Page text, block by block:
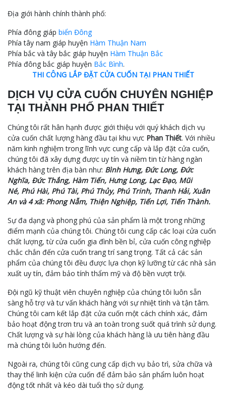
Địa giới hành chính thành phố:
Phía đông giáp biển Đông
Phía tây nam giáp huyện Hàm Thuận Nam
Phía bắc và tây bắc giáp huyện Hàm Thuận Bắc
Phía đông bắc giáp huyện Bắc Bình.
THI CÔNG LẮP ĐẶT CỬA CUỐN TẠI PHAN THIẾT
DỊCH VỤ CỬA CUỐN CHUYÊN NGHIỆP
TẠI THÀNH PHỐ PHAN THIẾT
Chúng tôi rất hân hạnh được giới thiệu với quý khách dịch vụ
cửa cuốn chất lượng hàng đầu tại khu vực Phan Thiết. Với nhiều
năm kinh nghiệm trong lĩnh vực cung cấp và lắp đặt cửa cuốn,
chúng tôi đã xây dựng được uy tín và niềm tin từ hàng ngàn
khách hàng trên địa bàn như: Bình Hưng, Đức Long, Đức
Nghĩa, Đức Thắng, Hàm Tiến, Hưng Long, Lạc Đạo, Mũi
Né, Phú Hài, Phú Tài, Phú Thủy, Phú Trinh, Thanh Hải, Xuân
An và 4 xã: Phong Nẫm, Thiện Nghiệp, Tiến Lợi, Tiến Thành.
Sự đa dạng và phong phú của sản phẩm là một trong những
điểm mạnh của chúng tôi. Chúng tôi cung cấp các loại cửa cuốn
chất lượng, từ cửa cuốn gia đình bền bỉ, cửa cuốn công nghiệp
chắc chắn đến cửa cuốn trang trí sang trọng. Tất cả các sản
phẩm của chúng tôi đều được lựa chọn kỹ lưỡng từ các nhà sản
xuất uy tín, đảm bảo tính thẩm mỹ và độ bền vượt trội.
Đội ngũ kỹ thuật viên chuyên nghiệp của chúng tôi luôn sẵn
sàng hỗ trợ và tư vấn khách hàng với sự nhiệt tình và tận tâm.
Chúng tôi cam kết lắp đặt cửa cuốn một cách chính xác, đảm
bảo hoạt động trơn tru và an toàn trong suốt quá trình sử dụng.
Chất lượng và sự hài lòng của khách hàng là ưu tiên hàng đầu
mà chúng tôi luôn hướng đến.
Ngoài ra, chúng tôi cũng cung cấp dịch vụ bảo trì, sửa chữa và
thay thế linh kiện cửa cuốn để đảm bảo sản phẩm luôn hoạt
động tốt nhất và kéo dài tuổi thọ sử dụng.